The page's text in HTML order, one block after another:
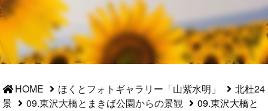
HOME ほくとフォトギャラリー「山紫水明」
北杜24
景
09.東沢大橋とまきば公園からの景観
09.東沢大橋と